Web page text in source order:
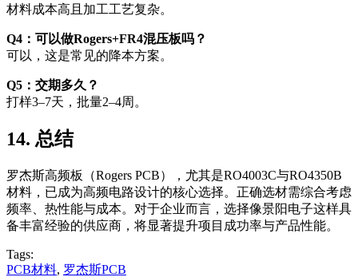
材料成本高且加工工艺复杂。
Q4：可以做Rogers+FR4混压板吗？
可以，这是常见的降本方案。
Q5：交期多久？
打样3–7天，批量2–4周。
14. 总结
罗杰斯高频板（Rogers PCB），尤其是RO4003C与RO4350B
材料，已成为高频电路设计的核心选择。正确选材需综合考虑
频率、热性能与成本。对于企业而言，选择像景阳电子这样具
备丰富经验的供应商，将显著提升项目成功率与产品性能。
Tags:
PCB材料, 罗杰斯PCB